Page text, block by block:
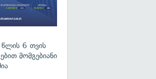
წლის 6 თვის
მომგებიანი